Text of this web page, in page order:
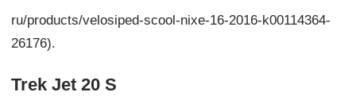
ru/products/velosiped-scool-nixe-16-2016-k00114364-
26176).
Trek Jet 20 S